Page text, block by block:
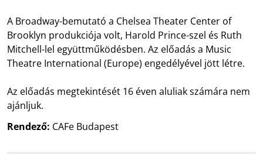
A Broadway-bemutató a Chelsea Theater Center of
Brooklyn produkciója volt, Harold Prince-szel és Ruth
Mitchell-lel együttműködésben. Az előadás a Music
Theatre International (Europe) engedélyével jött létre.
Az előadás megtekintését 16 éven aluliak számára nem
ajánljuk.
Rendező: CAFe Budapest